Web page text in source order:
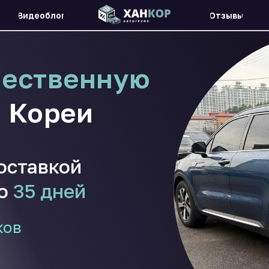
Видеоблог Отзывы
Видеоблог Отзывы
35 дней